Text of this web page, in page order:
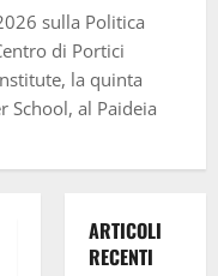
sulla Politica
di Portici
la quinta
School, al Paideia
ARTICOLI
RECENTI